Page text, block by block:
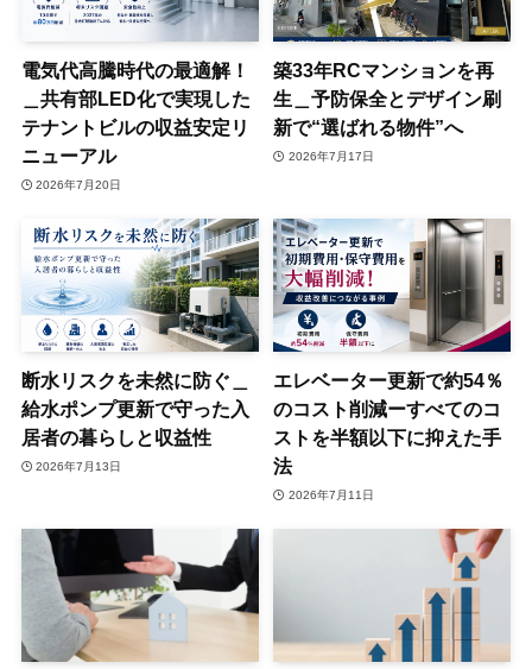
電気代高騰時代の最適解！
＿共有部LED化で実現した
テナントビルの収益安定リ
ニューアル
2026年7月20日
築33年RCマンションを再
生＿予防保全とデザイン刷
新で“選ばれる物件”へ
2026年7月17日
断水リスクを未然に防ぐ＿
給水ポンプ更新で守った入
居者の暮らしと収益性
2026年7月13日
エレベーター更新で約54％
のコスト削減ーすべてのコ
ストを半額以下に抑えた手
法
2026年7月11日